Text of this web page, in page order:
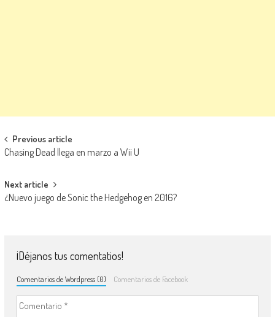
Navegación de entradas
Previous article
Chasing Dead llega en marzo a Wii U
Next article
¿Nuevo juego de Sonic the Hedgehog en 2016?
¡Déjanos tus comentatios!
Comentarios de Wordpress (0) Comentarios de Facebook